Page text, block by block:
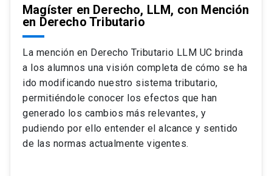
completamente al programa o compatibilizarás un
estudio intenso y exigente, con una muy baja carga
laboral, de marzo a noviembre, para dedicarte
completamente a la actividad de graduación de
diciembre a marzo.
2 cursos mínimos (10 créditos) Primer
semestre
+ 5 cursos a elección (50 créditos) Primer
semestre
+ 4 cursos a elección (40 créditos)
Magíster en Derecho, LLM, con Mención
en Derecho Tributario
La mención en Derecho Tributario LLM UC brinda
a los alumnos una visión completa de cómo se ha
ido modificando nuestro sistema tributario,
permitiéndole conocer los efectos que han
generado los cambios más relevantes, y
pudiendo por ello entender el alcance y sentido
de las normas actualmente vigentes.